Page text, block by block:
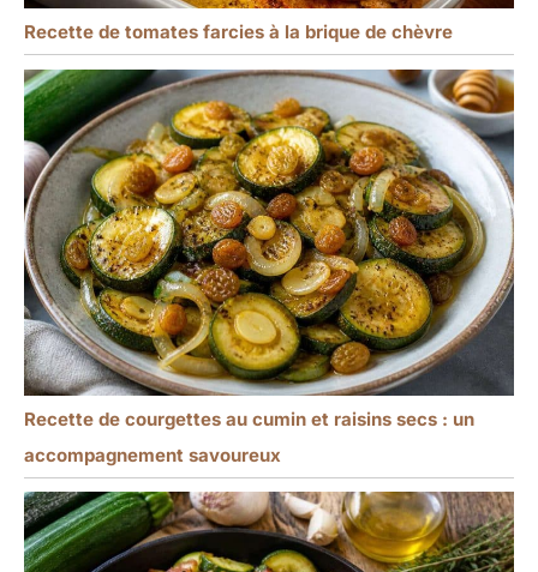
Recette de tomates farcies à la brique de chèvre
Recette de courgettes au cumin et raisins secs : un
accompagnement savoureux